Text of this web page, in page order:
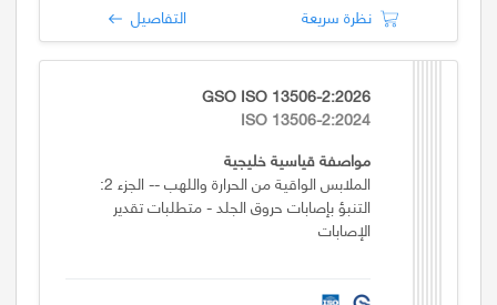
نظرة سريعة التفاصيل
GSO ISO 13506-2:2026
ISO 13506-2:2024
مواصفة قياسية خليجية
الملابس الواقية من الحرارة واللهب -- الجزء 2:
التنبؤ بإصابات حروق الجلد - متطلبات تقدير
الإصابات